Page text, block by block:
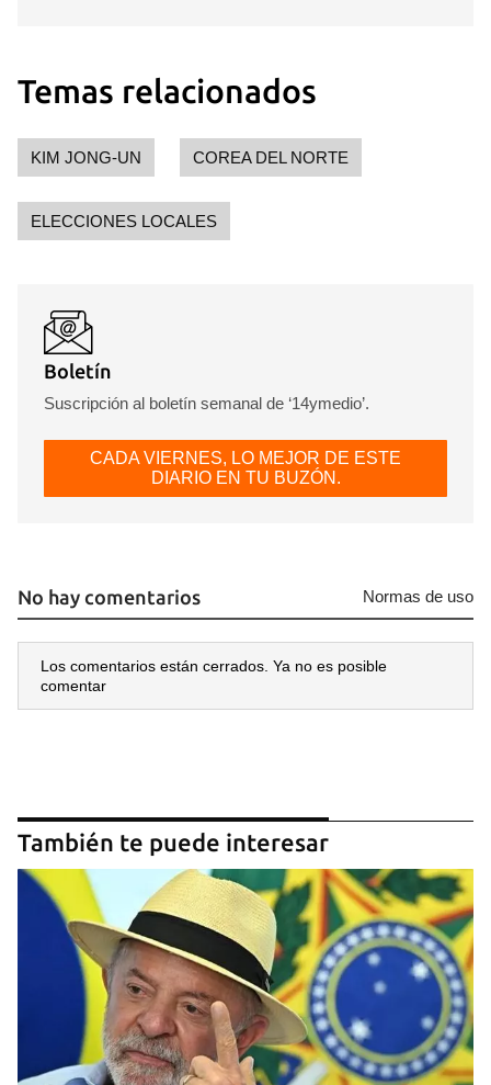
INICIAR SESIÓN
Temas relacionados
KIM JONG-UN COREA DEL NORTE
ELECCIONES LOCALES
Boletín
Suscripción al boletín semanal de ‘14ymedio’.
CADA VIERNES, LO MEJOR DE ESTE
DIARIO EN TU BUZÓN.
No hay comentarios Normas de uso
Los comentarios están cerrados. Ya no es posible
comentar
También te puede interesar